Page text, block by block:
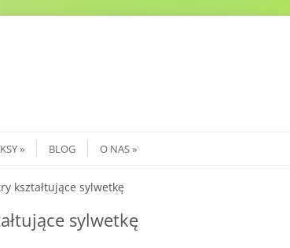
BLOG O NAS
kształtujące sylwetkę
sylwetkę